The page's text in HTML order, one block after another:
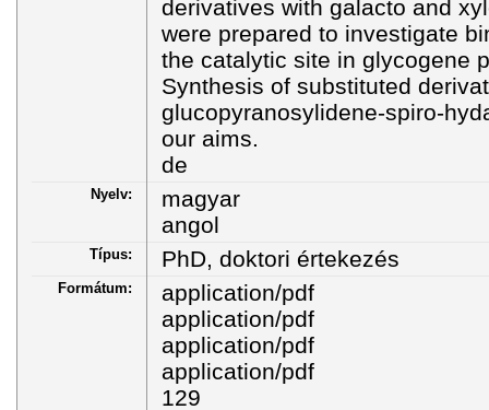
derivatives with galacto and
were prepared to investigate
the catalytic site in glycogene
Synthesis of substituted
glucopyranosylidene-spiro-
our aims.
de
Nyelv:
magyar
angol
Típus: PhD, doktori értekezés
Formátum:
application/pdf
application/pdf
application/pdf
application/pdf
129